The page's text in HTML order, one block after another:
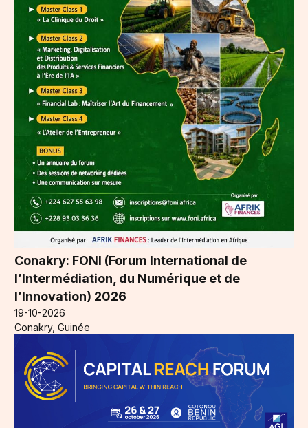
Conakry: FONI (Forum International de
l’Intermédiation, du Numérique et de
l’Innovation) 2026
19-10-2026
Conakry, Guinée